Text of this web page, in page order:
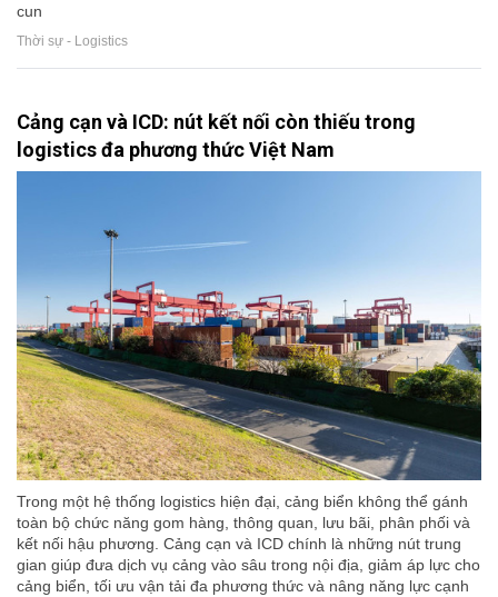
cun
Thời sự - Logistics
Cảng cạn và ICD: nút kết nối còn thiếu trong
logistics đa phương thức Việt Nam
Trong một hệ thống logistics hiện đại, cảng biển không thể gánh
toàn bộ chức năng gom hàng, thông quan, lưu bãi, phân phối và
kết nối hậu phương. Cảng cạn và ICD chính là những nút trung
gian giúp đưa dịch vụ cảng vào sâu trong nội địa, giảm áp lực cho
cảng biển, tối ưu vận tải đa phương thức và nâng năng lực cạnh